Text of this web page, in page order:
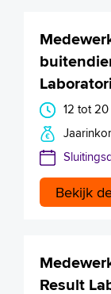
12 tot
Bekijk
Result